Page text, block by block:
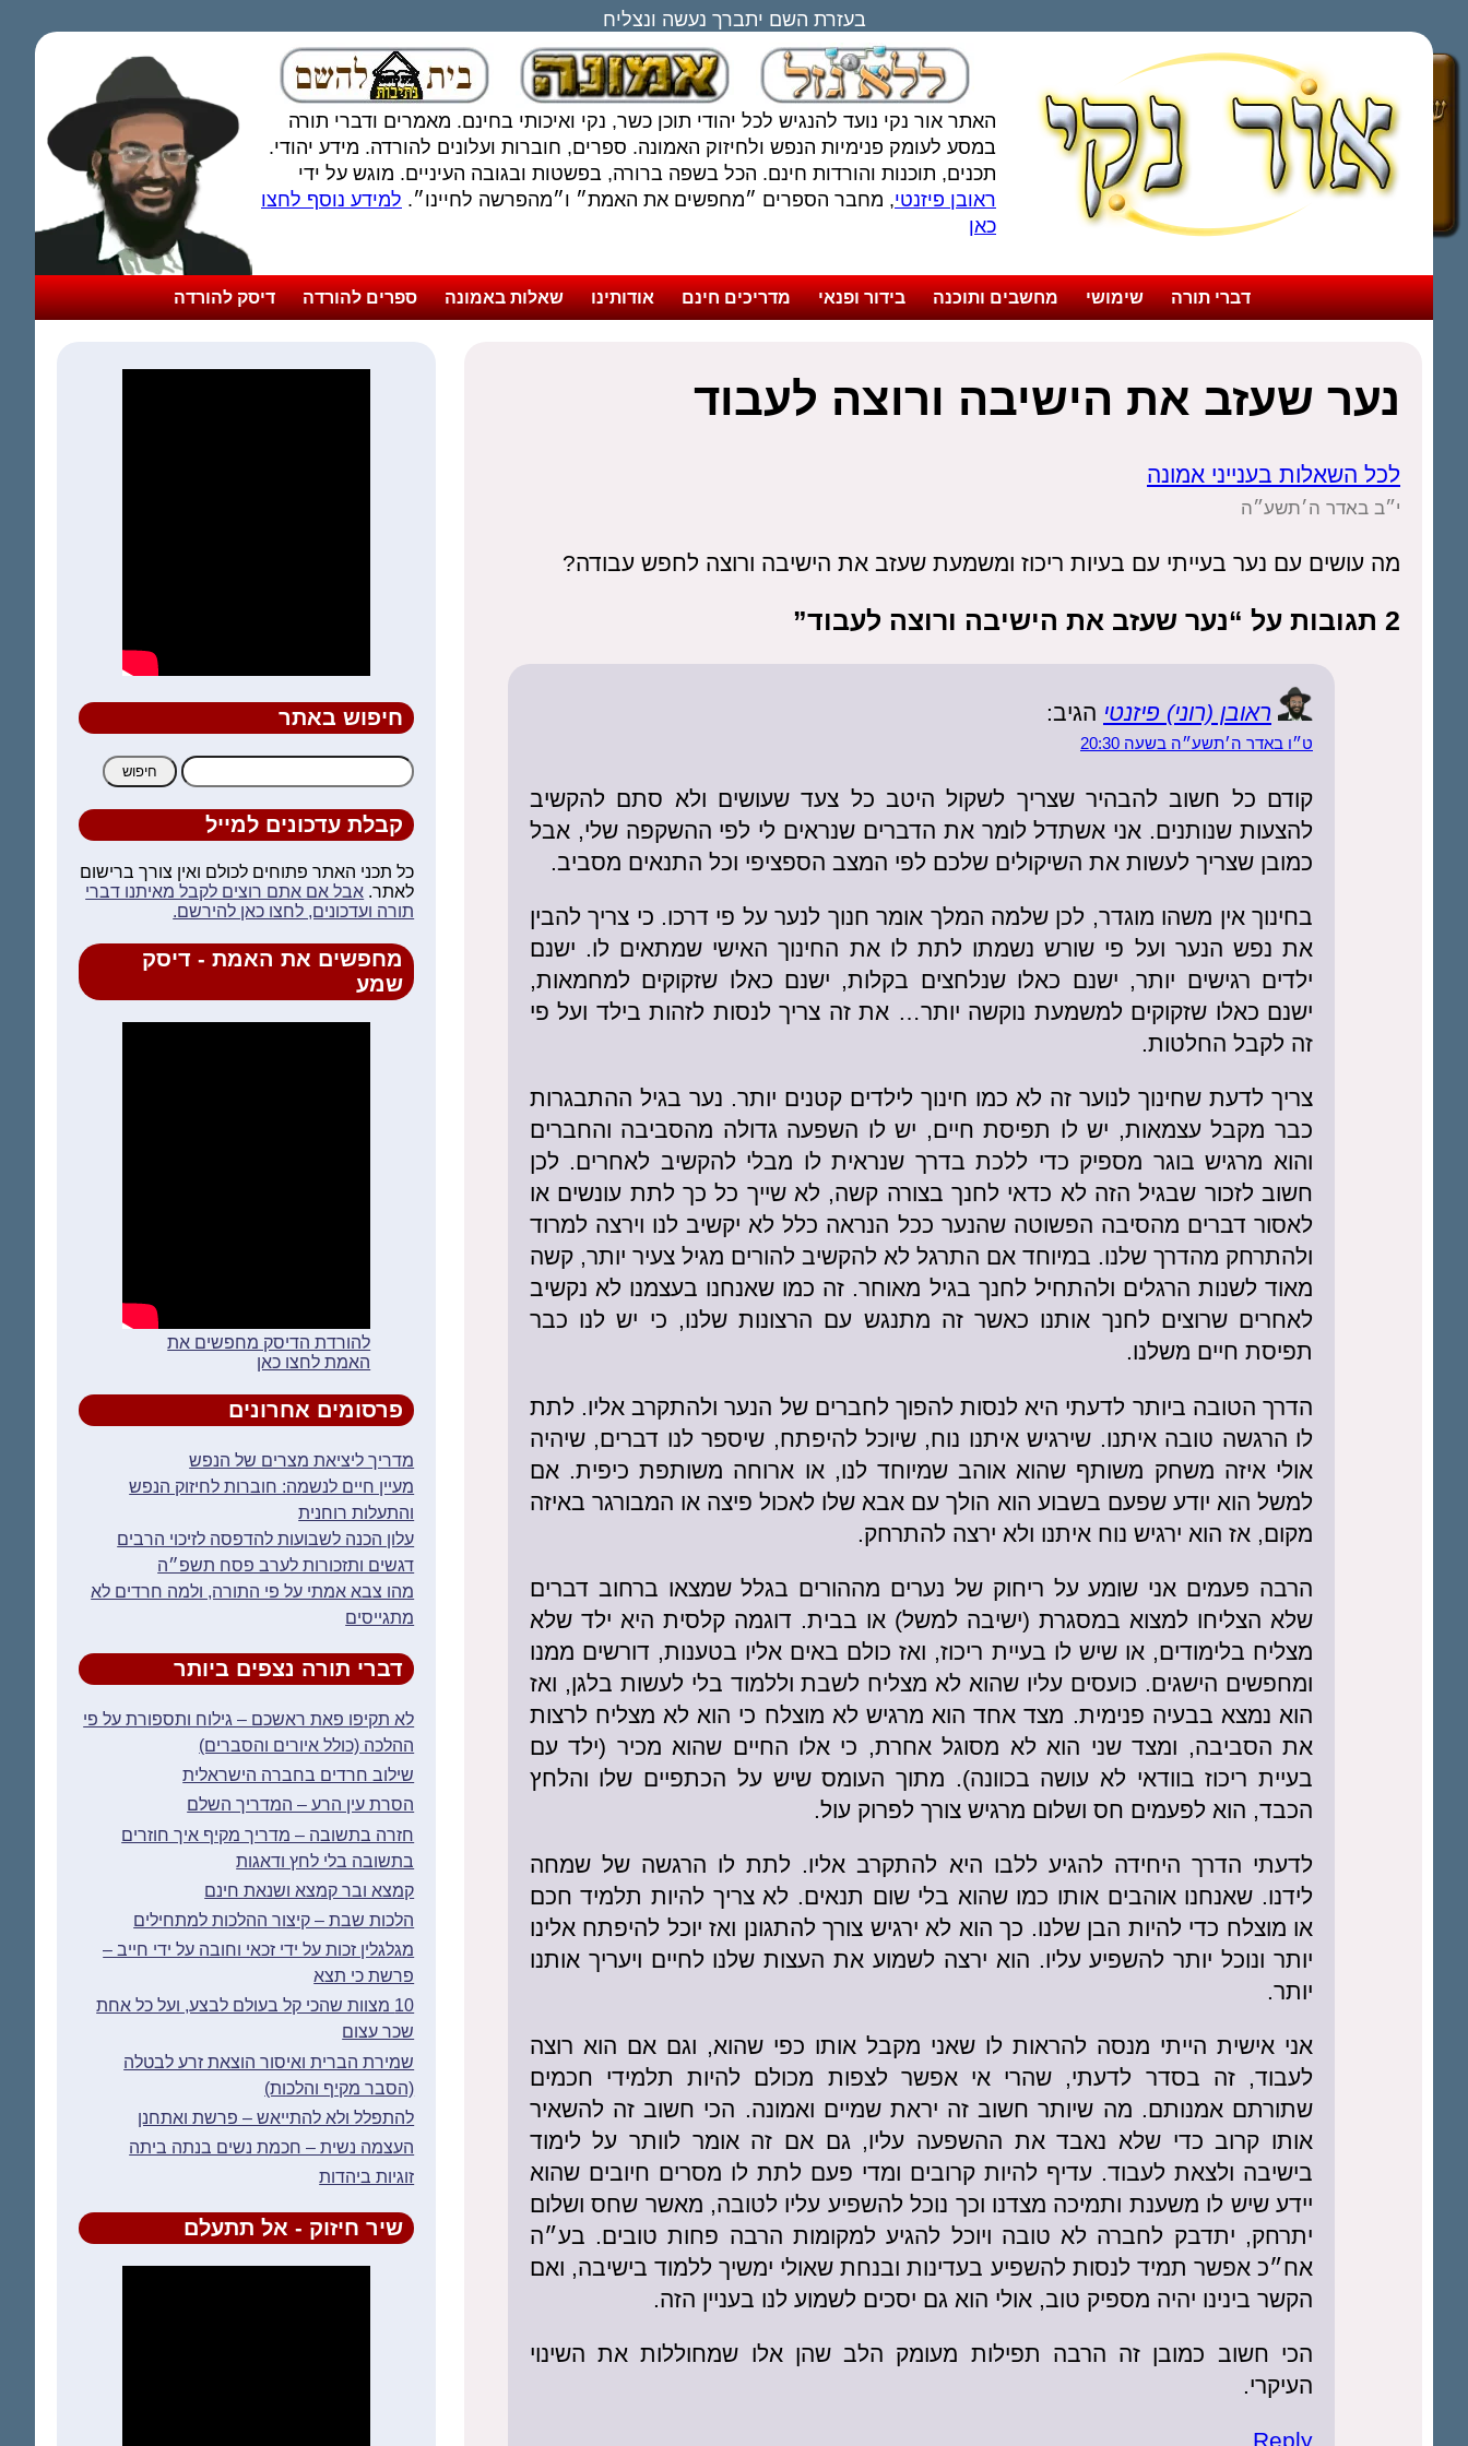
בעזרת השם יתברך נעשה ונצליח
האתר אור נקי נועד להנגיש לכל יהודי תוכן כשר, נקי ואיכותי בחינם. מאמרים ודברי תורה
במסע לעומק פנימיות הנפש ולחיזוק האמונה. ספרים, חוברות ועלונים להורדה. מידע יהודי.
תכנים, תוכנות והורדות חינם. הכל בשפה ברורה, בפשטות ובגובה העיניים. מוגש על ידי
ראובן פיזנטי, מחבר הספרים ״מחפשים את האמת״ ו״מהפרשה לחיינו״. למידע נוסף לחצו
כאן
דברי תורה שימושי מחשבים ותוכנה בידור ופנאי מדריכים חינם אודותינו שאלות באמונה ספרים להורדה דיסק להורדה
נער שעזב את הישיבה ורוצה לעבוד
לכל השאלות בענייני אמונה
י״ב באדר ה׳תשע״ה
מה עושים עם נער בעייתי עם בעיות ריכוז ומשמעת שעזב את הישיבה ורוצה לחפש עבודה?
2 תגובות על “נער שעזב את הישיבה ורוצה לעבוד”
ראובן (רוני) פיזנטי הגיב:
ט״ו באדר ה׳תשע״ה בשעה 20:30
קודם כל חשוב להבהיר שצריך לשקול היטב כל צעד שעושים ולא סתם להקשיב
להצעות שנותנים. אני אשתדל לומר את הדברים שנראים לי לפי ההשקפה שלי, אבל
כמובן שצריך לעשות את השיקולים שלכם לפי המצב הספציפי וכל התנאים מסביב.
בחינוך אין משהו מוגדר, לכן שלמה המלך אומר חנוך לנער על פי דרכו. כי צריך להבין
את נפש הנער ועל פי שורש נשמתו לתת לו את החינוך האישי שמתאים לו. ישנם
ילדים רגישים יותר, ישנם כאלו שנלחצים בקלות, ישנם כאלו שזקוקים למחמאות,
ישנם כאלו שזקוקים למשמעת נוקשה יותר… את זה צריך לנסות לזהות בילד ועל פי
זה לקבל החלטות.
צריך לדעת שחינוך לנוער זה לא כמו חינוך לילדים קטנים יותר. נער בגיל ההתבגרות
כבר מקבל עצמאות, יש לו תפיסת חיים, יש לו השפעה גדולה מהסביבה והחברים
והוא מרגיש בוגר מספיק כדי ללכת בדרך שנראית לו מבלי להקשיב לאחרים. לכן
חשוב לזכור שבגיל הזה לא כדאי לחנך בצורה קשה, לא שייך כל כך לתת עונשים או
לאסור דברים מהסיבה הפשוטה שהנער ככל הנראה כלל לא יקשיב לנו וירצה למרוד
ולהתרחק מהדרך שלנו. במיוחד אם התרגל לא להקשיב להורים מגיל צעיר יותר, קשה
מאוד לשנות הרגלים ולהתחיל לחנך בגיל מאוחר. זה כמו שאנחנו בעצמנו לא נקשיב
לאחרים שרוצים לחנך אותנו כאשר זה מתנגש עם הרצונות שלנו, כי יש לנו כבר
תפיסת חיים משלנו.
הדרך הטובה ביותר לדעתי היא לנסות להפוך לחברים של הנער ולהתקרב אליו. לתת
לו הרגשה טובה איתנו. שירגיש איתנו נוח, שיוכל להיפתח, שיספר לנו דברים, שיהיה
אולי איזה משחק משותף שהוא אוהב שמיוחד לנו, או ארוחה משותפת כיפית. אם
למשל הוא יודע שפעם בשבוע הוא הולך עם אבא שלו לאכול פיצה או המבורגר באיזה
מקום, אז הוא ירגיש נוח איתנו ולא ירצה להתרחק.
הרבה פעמים אני שומע על ריחוק של נערים מההורים בגלל שמצאו ברחוב דברים
שלא הצליחו למצוא במסגרת (ישיבה למשל) או בבית. דוגמה קלסית היא ילד שלא
מצליח בלימודים, או שיש לו בעיית ריכוז, ואז כולם באים אליו בטענות, דורשים ממנו
ומחפשים הישגים. כועסים עליו שהוא לא מצליח לשבת וללמוד בלי לעשות בלגן, ואז
הוא נמצא בבעיה פנימית. מצד אחד הוא מרגיש לא מוצלח כי הוא לא מצליח לרצות
את הסביבה, ומצד שני הוא לא מסוגל אחרת, כי אלו החיים שהוא מכיר (ילד עם
בעיית ריכוז בוודאי לא עושה בכוונה). מתוך העומס שיש על הכתפיים שלו והלחץ
הכבד, הוא לפעמים חס ושלום מרגיש צורך לפרוק עול.
לדעתי הדרך היחידה להגיע ללבו היא להתקרב אליו. לתת לו הרגשה של שמחה
לידנו. שאנחנו אוהבים אותו כמו שהוא בלי שום תנאים. לא צריך להיות תלמיד חכם
או מוצלח כדי להיות הבן שלנו. כך הוא לא ירגיש צורך להתגונן ואז יוכל להיפתח אלינו
יותר ונוכל יותר להשפיע עליו. הוא ירצה לשמוע את העצות שלנו לחיים ויעריך אותנו
יותר.
אני אישית הייתי מנסה להראות לו שאני מקבל אותו כפי שהוא, וגם אם הוא רוצה
לעבוד, זה בסדר לדעתי, שהרי אי אפשר לצפות מכולם להיות תלמידי חכמים
שתורתם אמנותם. מה שיותר חשוב זה יראת שמיים ואמונה. הכי חשוב זה להשאיר
אותו קרוב כדי שלא נאבד את ההשפעה עליו, גם אם זה אומר לוותר על לימוד
בישיבה ולצאת לעבוד. עדיף להיות קרובים ומדי פעם לתת לו מסרים חיובים שהוא
יידע שיש לו משענת ותמיכה מצדנו וכך נוכל להשפיע עליו לטובה, מאשר שחס ושלום
יתרחק, יתדבק לחברה לא טובה ויוכל להגיע למקומות הרבה פחות טובים. בע״ה
אח״כ אפשר תמיד לנסות להשפיע בעדינות ובנחת שאולי ימשיך ללמוד בישיבה, ואם
הקשר בינינו יהיה מספיק טוב, אולי הוא גם יסכים לשמוע לנו בעניין הזה.
הכי חשוב כמובן זה הרבה תפילות מעומק הלב שהן אלו שמחוללות את השינוי
העיקרי.
Reply
חיפוש באתר
חיפוש:
קבלת עדכונים למייל
כל תכני האתר פתוחים לכולם ואין צורך ברישום
לאתר. אבל אם אתם רוצים לקבל מאיתנו דברי
תורה ועדכונים, לחצו כאן להירשם.
מחפשים את האמת - דיסק
שמע
להורדת הדיסק מחפשים את
האמת לחצו כאן
פרסומים אחרונים
מדריך ליציאת מצרים של הנפש
מעיין חיים לנשמה: חוברות לחיזוק הנפש
והתעלות רוחנית
עלון הכנה לשבועות להדפסה לזיכוי הרבים
דגשים ותזכורות לערב פסח תשפ״ה
מהו צבא אמתי על פי התורה, ולמה חרדים לא
מתגייסים
דברי תורה נצפים ביותר
לא תקיפו פאת ראשכם – גילוח ותספורת על פי
ההלכה (כולל איורים והסברים)
שילוב חרדים בחברה הישראלית
הסרת עין הרע – המדריך השלם
חזרה בתשובה – מדריך מקיף איך חוזרים
בתשובה בלי לחץ ודאגות
קמצא ובר קמצא ושנאת חינם
הלכות שבת – קיצור ההלכות למתחילים
מגלגלין זכות על ידי זכאי וחובה על ידי חייב –
פרשת כי תצא
10 מצוות שהכי קל בעולם לבצע, ועל כל אחת
שכר עצום
שמירת הברית ואיסור הוצאת זרע לבטלה
(הסבר מקיף והלכות)
להתפלל ולא להתייאש – פרשת ואתחנן
העצמה נשית – חכמת נשים בנתה ביתה
זוגיות ביהדות
שיר חיזוק - אל תתעלם